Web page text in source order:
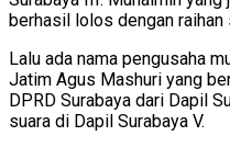
berhasil lolos dengan raihan
Lalu ada nama pengusaha
Jatim Agus Mashuri yang
DPRD Surabaya dari Dapil
suara di Dapil Surabaya V.